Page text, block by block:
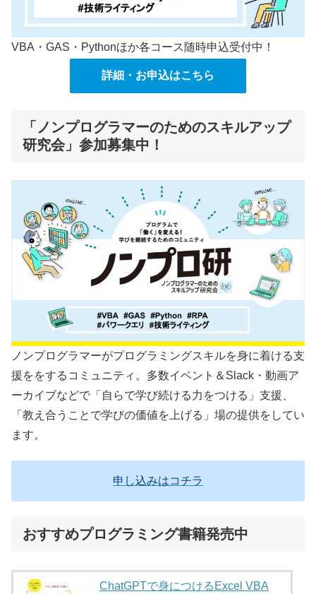
VBA・GAS・Pythonほか各コース随時申込受付中！
詳細・お申込はこちら
「ノンプログラマーのためのスキルアップ
研究会」参加募集中！
ノンプログラマーがプログラミングスキルを身に着ける支
援ををするコミュニティ。多数イベント＆Slack・動画ア
ーカイブなどで「自らで学び続ける力をつける」支援、
「教え合うことで学びの価値を上げる」場の提供をしてい
ます。
申し込みはコチラ
おすすめプログラミング書籍発売中
ChatGPTで身につけるExcel VBA